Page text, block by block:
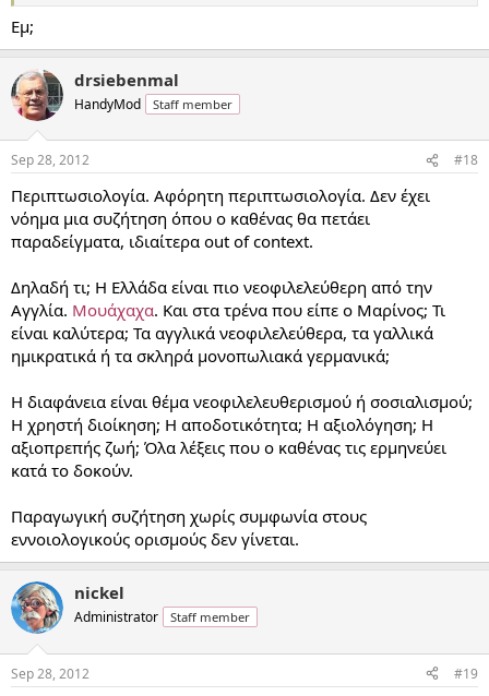
Εμ;
drsiebenmal
HandyMod Staff member
Sep 28, 2012 #18
Περιπτωσιολογία. Αφόρητη περιπτωσιολογία. Δεν έχει
νόημα μια συζήτηση όπου ο καθένας θα πετάει
παραδείγματα, ιδιαίτερα out of context.
Δηλαδή τι; Η Ελλάδα είναι πιο νεοφιλελεύθερη από την
Αγγλία. Μουάχαχα. Και στα τρένα που είπε ο Μαρίνος; Τι
είναι καλύτερα; Τα αγγλικά νεοφιλελεύθερα, τα γαλλικά
ημικρατικά ή τα σκληρά μονοπωλιακά γερμανικά;
Η διαφάνεια είναι θέμα νεοφιλελευθερισμού ή σοσιαλισμού;
Η χρηστή διοίκηση; Η αποδοτικότητα; Η αξιολόγηση; Η
αξιοπρεπής ζωή; Όλα λέξεις που ο καθένας τις ερμηνεύει
κατά το δοκούν.
Παραγωγική συζήτηση χωρίς συμφωνία στους
εννοιολογικούς ορισμούς δεν γίνεται.
nickel
Administrator Staff member
Sep 28, 2012 #19